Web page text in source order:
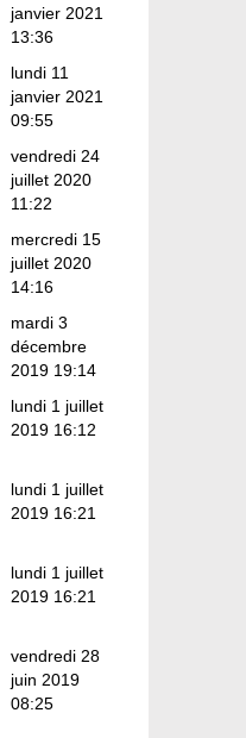
janvier 2021
13:36
lundi 11
janvier 2021
09:55
vendredi 24
juillet 2020
11:22
mercredi 15
juillet 2020
14:16
mardi 3
décembre
2019 19:14
lundi 1 juillet
2019 16:12
lundi 1 juillet
2019 16:21
lundi 1 juillet
2019 16:21
vendredi 28
juin 2019
08:25